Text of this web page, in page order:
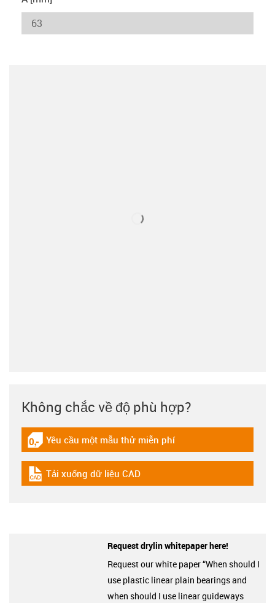
Không chắc về độ phù hợp?
igus-icon-gratismuster
Yêu cầu một mẫu thử miễn phí
igus-icon-cad-dateien
Tải xuống dữ liệu CAD
Request drylin whitepaper here!
Request our white paper “When should I
use plastic linear plain bearings and
when should I use linear guideways